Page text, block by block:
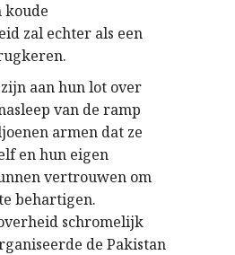
koude
zal echter als een
aan hun lot over
van de ramp
armen dat ze
en hun eigen
vertrouwen om
behartigen.
schromelijk
de Pakistan